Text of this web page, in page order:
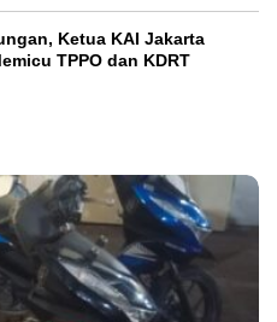
Ketua KAI Jakarta
TPPO dan KDRT